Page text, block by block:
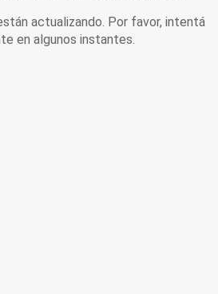
actualizando. Por favor, intentá
en algunos instantes.